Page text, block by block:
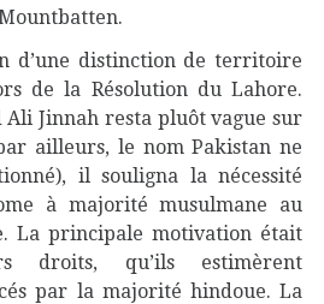
d’une distinction de territoire
de la Résolution du Lahore.
Ali Jinnah resta pluôt vague sur
ailleurs, le nom Pakistan ne
il souligna la nécessité
à majorité musulmane au
La principale motivation était
droits, qu’ils estimèrent
par la majorité hindoue. La